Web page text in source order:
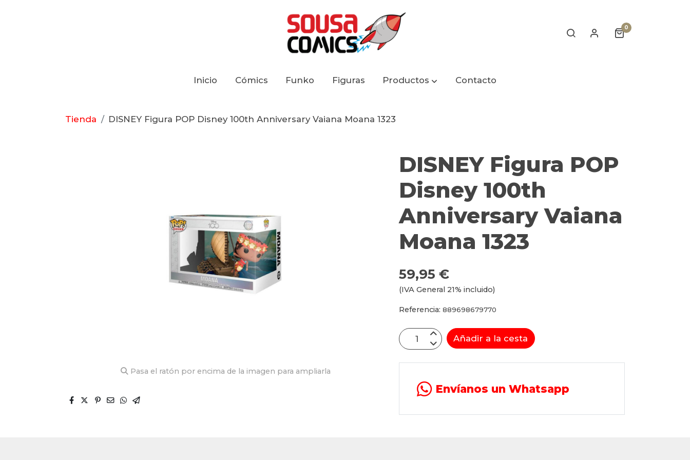
0
Inicio Cómics Funko Figuras Productos Contacto
Tienda DISNEY Figura POP Disney 100th Anniversary Vaiana Moana 1323
Pasa el ratón por encima de la imagen para ampliarla
DISNEY Figura POP
Disney 100th
Anniversary Vaiana
Moana 1323
59,95 €
(IVA General 21% incluido)
Referencia:889698679770
Añadir a la cesta
Envíanos un Whatsapp